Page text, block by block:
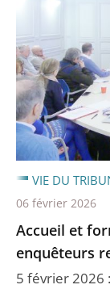
Accueil et
enquêteurs
5 février 2026
VIE DU
06 février 2026